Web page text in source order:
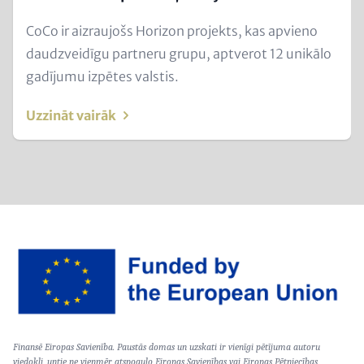
Text
for
Teaser
Metatags
CoCo ir aizraujošs Horizon projekts, kas apvieno
daudzveidīgu partneru grupu, aptverot 12 unikālo
gadījumu izpētes valstis.
Uzzināt vairāk
Image
Text
(optional)
Finansē Eiropas Savienība. Paustās domas un uzskati ir vienīgi pētījuma autoru